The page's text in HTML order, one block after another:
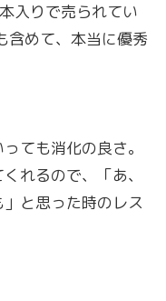
入りで売られてい
含めて、本当に優秀
ても消化の良さ。
れるので、「あ、
と思った時のレス